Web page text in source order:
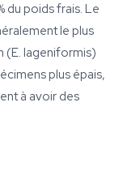
du poids frais. Le
le plus
(E. lageniformis)
plus épais,
à avoir des